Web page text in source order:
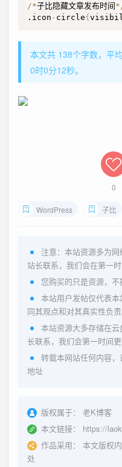
/*子比隐藏文章发布时间 *
.icon - circle{
本文共 138个字数，平
0时0分13秒。
0
WordPress 子比
注意：本站资源多为
站长联系，我们会在第一时
您购买的只是资源，不
本站用户发帖仅代表
同其观点和对其真实性负责
本站资源大多存储在
长联系，我们会第一时间更
转载本网站任何内容
地址
版权属于：
老K博客
本文链接：
https://
作品采用：
本文版权
处